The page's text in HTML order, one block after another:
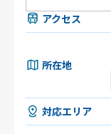
アクセス
所在地
対応エリア